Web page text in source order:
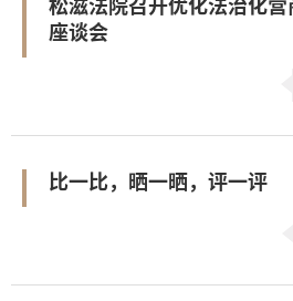
松滋法院召开优化法治化
座谈会
比一比，晒一晒，评一评